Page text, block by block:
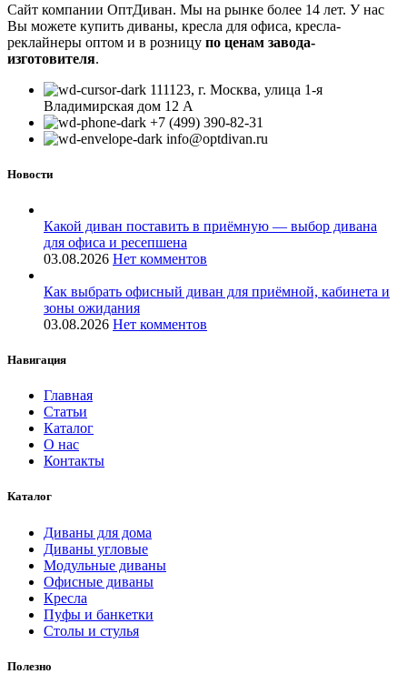
Сайт компании ОптДиван. Мы на рынке более 14 лет. У нас
Вы можете купить диваны, кресла для офиса, кресла-
реклайнеры оптом и в розницу по ценам завода-
изготовителя.
111123, г. Москва, улица 1-я
Владимирская дом 12 А
+7 (499) 390-82-31
info@optdivan.ru
Новости
Какой диван поставить в приёмную — выбор дивана
для офиса и ресепшена
03.08.2026 Нет комментов
Как выбрать офисный диван для приёмной, кабинета и
зоны ожидания
03.08.2026 Нет комментов
Навигация
Главная
Статьи
Каталог
О нас
Контакты
Каталог
Диваны для дома
Диваны угловые
Модульные диваны
Офисные диваны
Кресла
Пуфы и банкетки
Столы и стулья
Полезно